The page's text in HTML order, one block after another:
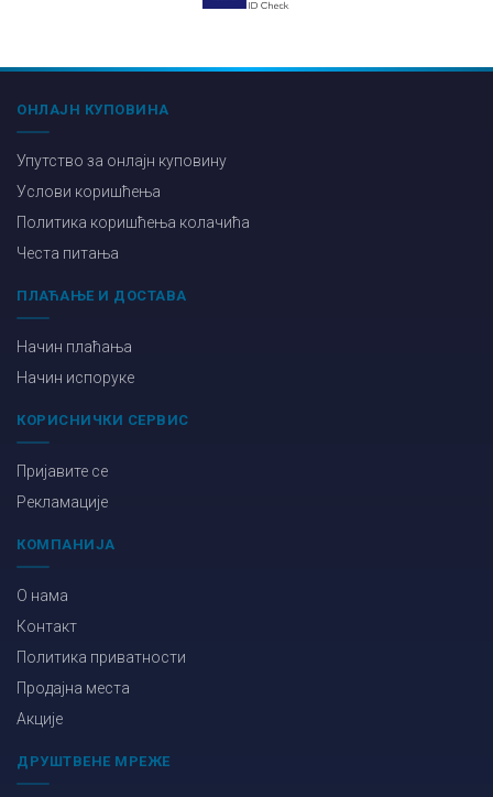
ОНЛАЈН КУПОВИНА
Упутство за онлајн куповину
Услови коришћења
Политика коришћења колачића
Честа питања
ПЛАЋАЊЕ И ДОСТАВА
Начин плаћања
Начин испоруке
КОРИСНИЧКИ СЕРВИС
Пријавите се
Рекламације
КОМПАНИЈА
О нама
Контакт
Политика приватности
Продајна места
Акције
ДРУШТВЕНЕ МРЕЖЕ